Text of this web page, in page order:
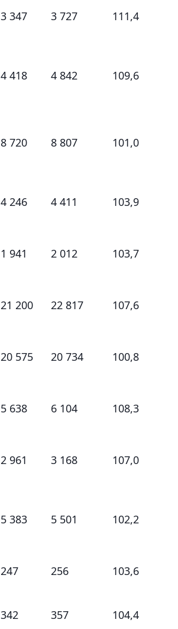
3 347 3 727 111,4
4 418 4 842 109,6
8 720 8 807 101,0
4 246 4 411 103,9
1 941 2 012 103,7
21 200 22 817 107,6
20 575 20 734 100,8
5 638 6 104 108,3
2 961 3 168 107,0
5 383 5 501 102,2
247 256 103,6
342 357 104,4